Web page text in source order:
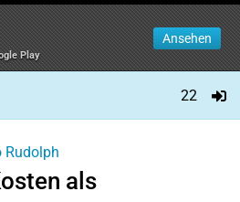
Play
Ansehen
22
Rudolph
als